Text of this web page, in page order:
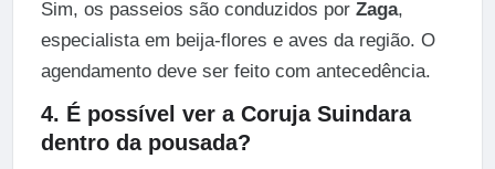
Sim, os passeios são conduzidos por Zaga,
especialista em beija-flores e aves da região. O
agendamento deve ser feito com antecedência.
4. É possível ver a Coruja Suindara
dentro da pousada?